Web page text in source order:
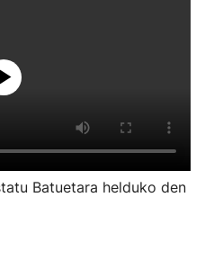
Batuetara helduko den